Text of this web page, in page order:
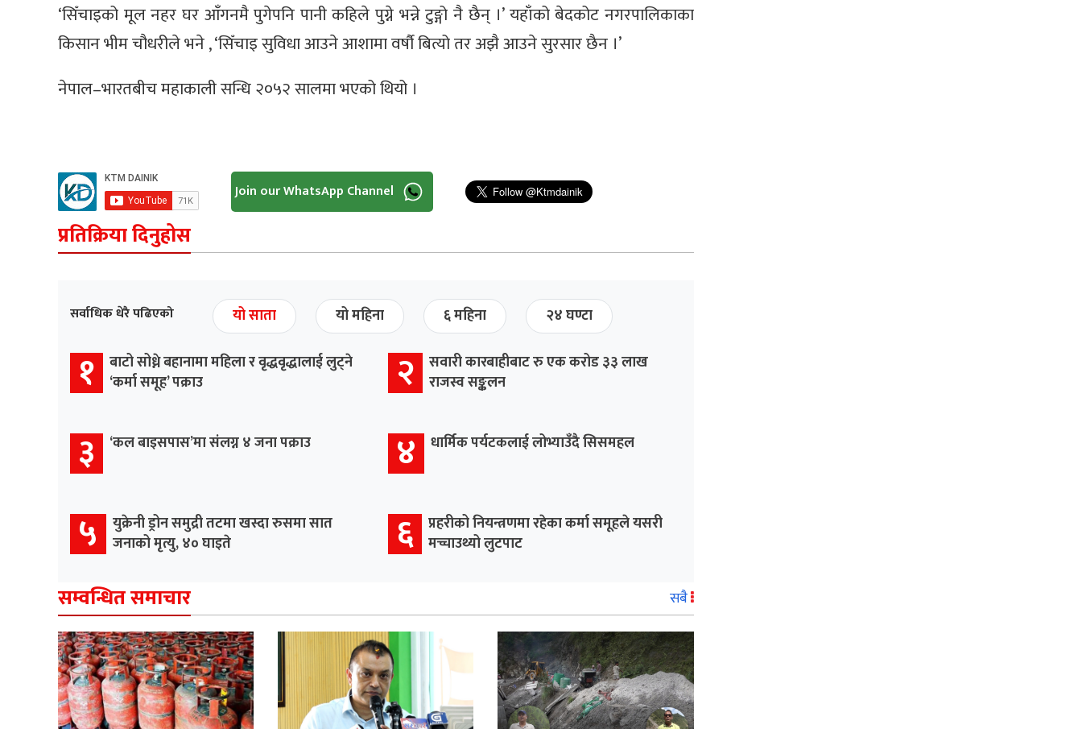
‘सिँचाइको मूल नहर घर आँगनमै पुगेपनि पानी कहिले पुग्ने भन्ने टुङ्गो नै छैन् ।’ यहाँको बेदकोट नगरपालिकाका
किसान भीम चौधरीले भने , ‘सिँचाइ सुविधा आउने आशामा वर्षौ बित्यो तर अझै आउने सुरसार छैन ।’
नेपाल–भारतबीच महाकाली सन्धि २०५२ सालमा भएको थियो ।
Join our WhatsApp Channel
प्रतिक्रिया दिनुहोस
सर्वाधिक धेरै पढिएको यो साता यो महिना ६ महिना २४ घण्टा
१
बाटो सोध्ने बहानामा महिला र वृद्धवृद्धालाई लुट्ने
‘कर्मा समूह’ पक्राउ
२
सवारी कारबाहीबाट रु एक करोड ३३ लाख
राजस्व सङ्कलन
३ ‘कल बाइसपास’मा संलग्न ४ जना पक्राउ ४ धार्मिक पर्यटकलाई लोभ्याउँदै सिसमहल
५
युक्रेनी ड्रोन समुद्री तटमा खस्दा रुसमा सात
जनाको मृत्यु, ४० घाइते
६ प्रहरीको नियन्त्रणमा रहेका कर्मा समूहले यसरी
मच्चाउथ्यो लुटपाट
सम्वन्धित समाचार सबै